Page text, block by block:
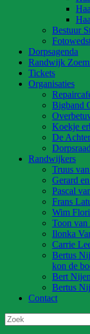
Bestuur
Dorpsagenda
Randwijk
Tickets
Organisaties
Bigband
Koekje
De
Dorpsraad
Randwijkers
Truus
Gerard
Pascal
Frans
Wim
Toon van
Ilonka
Carrie
Bertus
kon de
Bert
Bertus
Contact